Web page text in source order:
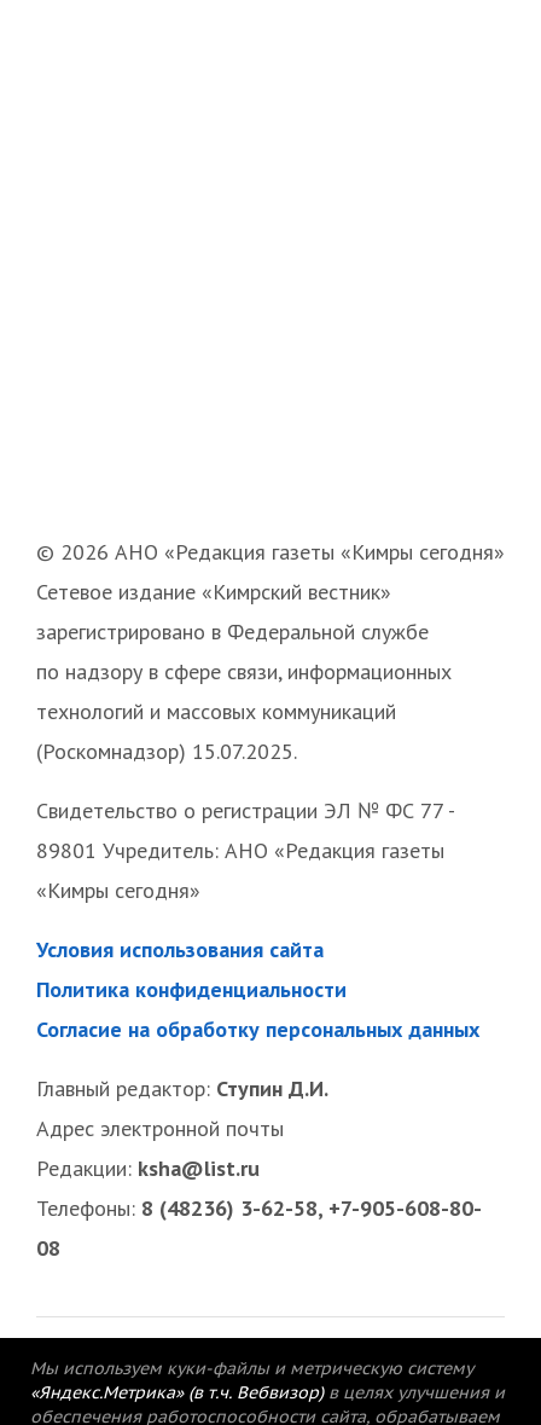
© 2026 АНО «Редакция газеты «Кимры сегодня»
Сетевое издание «Кимрский вестник»
зарегистрировано в Федеральной службе
по надзору в сфере связи, информационных
технологий и массовых коммуникаций
(Роскомнадзор) 15.07.2025.
Свидетельство о регистрации ЭЛ № ФС 77 -
89801 Учредитель: АНО «Редакция газеты
«Кимры сегодня»
Условия использования сайта
Политика конфиденциальности
Согласие на обработку персональных данных
Главный редактор: Ступин Д.И.
Адрес электронной почты
Редакции: ksha@list.ru
Телефоны: 8 (48236) 3-62-58, +7-905-608-80-
08
Мы используем куки-файлы и метрическую систему
«Яндекс.Метрика» (в т.ч. Вебвизор) в целях улучшения и
обеспечения работоспособности сайта, обрабатываем